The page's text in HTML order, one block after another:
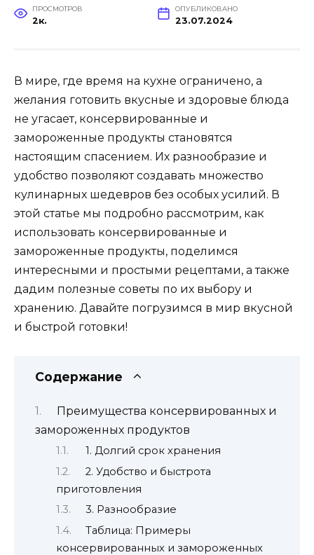
ПРОСМОТРОВ
2к.
ОПУБЛИКОВАНО
23.07.2024
В мире, где время на кухне ограничено, а
желания готовить вкусные и здоровые блюда
не угасает, консервированные и
замороженные продукты становятся
настоящим спасением. Их разнообразие и
удобство позволяют создавать множество
кулинарных шедевров без особых усилий. В
этой статье мы подробно рассмотрим, как
использовать консервированные и
замороженные продукты, поделимся
интересными и простыми рецептами, а также
дадим полезные советы по их выбору и
хранению. Давайте погрузимся в мир вкусной
и быстрой готовки!
Содержание
Преимущества консервированных и
замороженных продуктов
1. Долгий срок хранения
2. Удобство и быстрота
приготовления
3. Разнообразие
Таблица: Примеры
консервированных и замороженных